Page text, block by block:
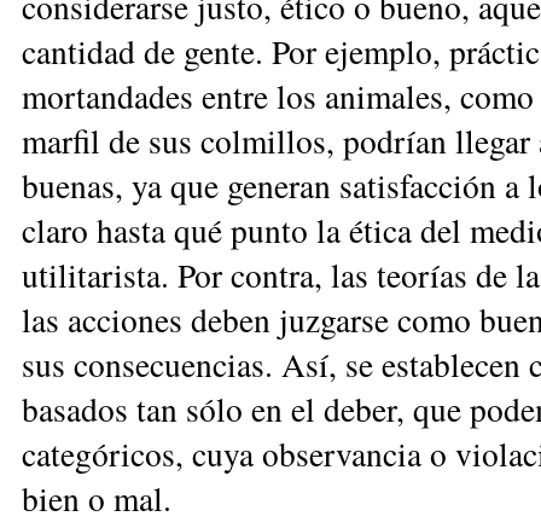
cantidad de gente. Por ejemplo,
mortandades entre los animales,
marfil de sus colmillos, podrían llegar
buenas, ya que generan satisfacción
claro hasta qué punto la ética del
utilitarista. Por contra, las teorías de
las acciones deben juzgarse como
sus consecuencias. Así, se
basados tan sólo en el deber, que
categóricos, cuya observancia o
bien o mal.